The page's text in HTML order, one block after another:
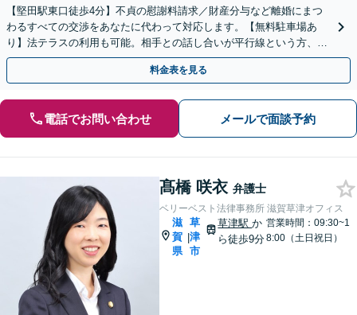
【堅田駅東口徒歩4分】不貞の慰謝料請求／財産分与など離婚にまつ
わるすべての交渉をあなたに代わって対応します。【無料駐車場あ
り】法テラスの利用も可能。相手との話し合いが平行線という方、一
度ご相談ください。
料金表を見る
電話でお問い合わせ メールで面談予約
髙橋 咲衣 弁護士
ベリーベスト法律事務所 滋賀草津オフィス
滋
賀
県
|
草
津
市
草津駅か
ら徒歩9分
営業時間：09:30~1
8:00（土日祝日）